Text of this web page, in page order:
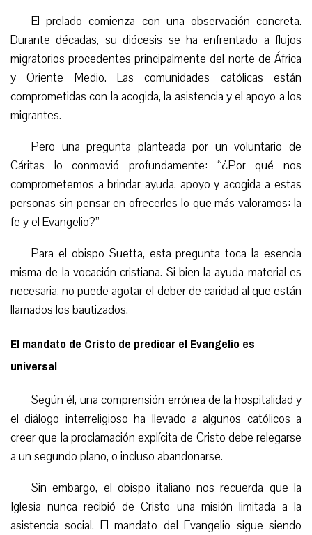
El prelado comienza con una observación concreta.
Durante décadas, su diócesis se ha enfrentado a flujos
migratorios procedentes principalmente del norte de África
y Oriente Medio. Las comunidades católicas están
comprometidas con la acogida, la asistencia y el apoyo a los
migrantes.
Pero una pregunta planteada por un voluntario de
Cáritas lo conmovió profundamente: “¿Por qué nos
comprometemos a brindar ayuda, apoyo y acogida a estas
personas sin pensar en ofrecerles lo que más valoramos: la
fe y el Evangelio?”
Para el obispo Suetta, esta pregunta toca la esencia
misma de la vocación cristiana. Si bien la ayuda material es
necesaria, no puede agotar el deber de caridad al que están
llamados los bautizados.
El mandato de Cristo de predicar el Evangelio es
universal
Según él, una comprensión errónea de la hospitalidad y
el diálogo interreligioso ha llevado a algunos católicos a
creer que la proclamación explícita de Cristo debe relegarse
a un segundo plano, o incluso abandonarse.
Sin embargo, el obispo italiano nos recuerda que la
Iglesia nunca recibió de Cristo una misión limitada a la
asistencia social. El mandato del Evangelio sigue siendo